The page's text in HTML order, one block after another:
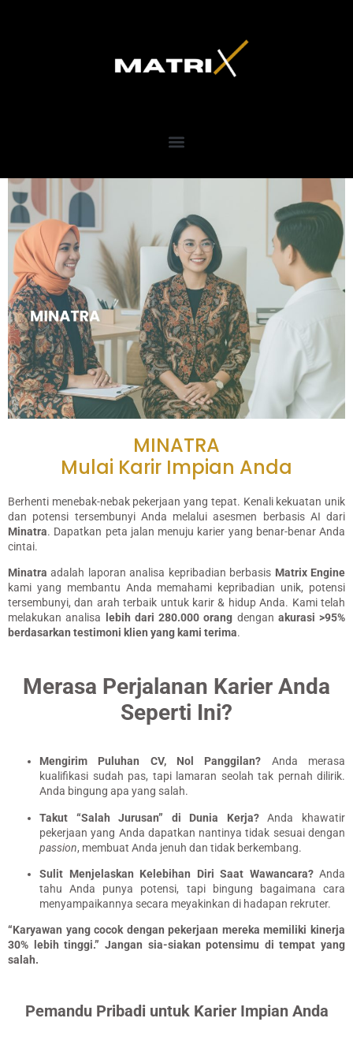
MINATRA
Mulai Karir Impian Anda
Berhenti menebak-nebak pekerjaan yang tepat. Kenali kekuatan unik
dan potensi tersembunyi Anda melalui asesmen berbasis AI dari
Minatra. Dapatkan peta jalan menuju karier yang benar-benar Anda
cintai.
Minatra adalah laporan analisa kepribadian berbasis Matrix Engine
kami yang membantu Anda memahami kepribadian unik, potensi
tersembunyi, dan arah terbaik untuk karir & hidup Anda. Kami telah
melakukan analisa
lebih dari 280.000 orang dengan akurasi >95%
berdasarkan testimoni klien yang kami terima.
Merasa Perjalanan Karier Anda
Seperti Ini?
Mengirim Puluhan CV, Nol Panggilan? Anda merasa
kualifikasi sudah pas, tapi lamaran seolah tak pernah dilirik.
Anda bingung apa yang salah.
Takut “Salah Jurusan” di Dunia Kerja?Anda khawatir
pekerjaan yang Anda dapatkan nantinya tidak sesuai dengan
passion, membuat Anda jenuh dan tidak berkembang.
Sulit Menjelaskan Kelebihan Diri Saat Wawancara?Anda
tahu Anda punya potensi, tapi bingung bagaimana cara
menyampaikannya secara meyakinkan di hadapan rekruter.
“Karyawan yang cocok dengan pekerjaan mereka memiliki kinerja
30% lebih tinggi.” Jangan sia-siakan potensimu di tempat yang
salah.
Pemandu Pribadi untuk Karier Impian Anda